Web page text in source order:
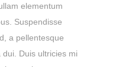
elementum
Suspendisse
a pellentesque
Duis ultricies mi